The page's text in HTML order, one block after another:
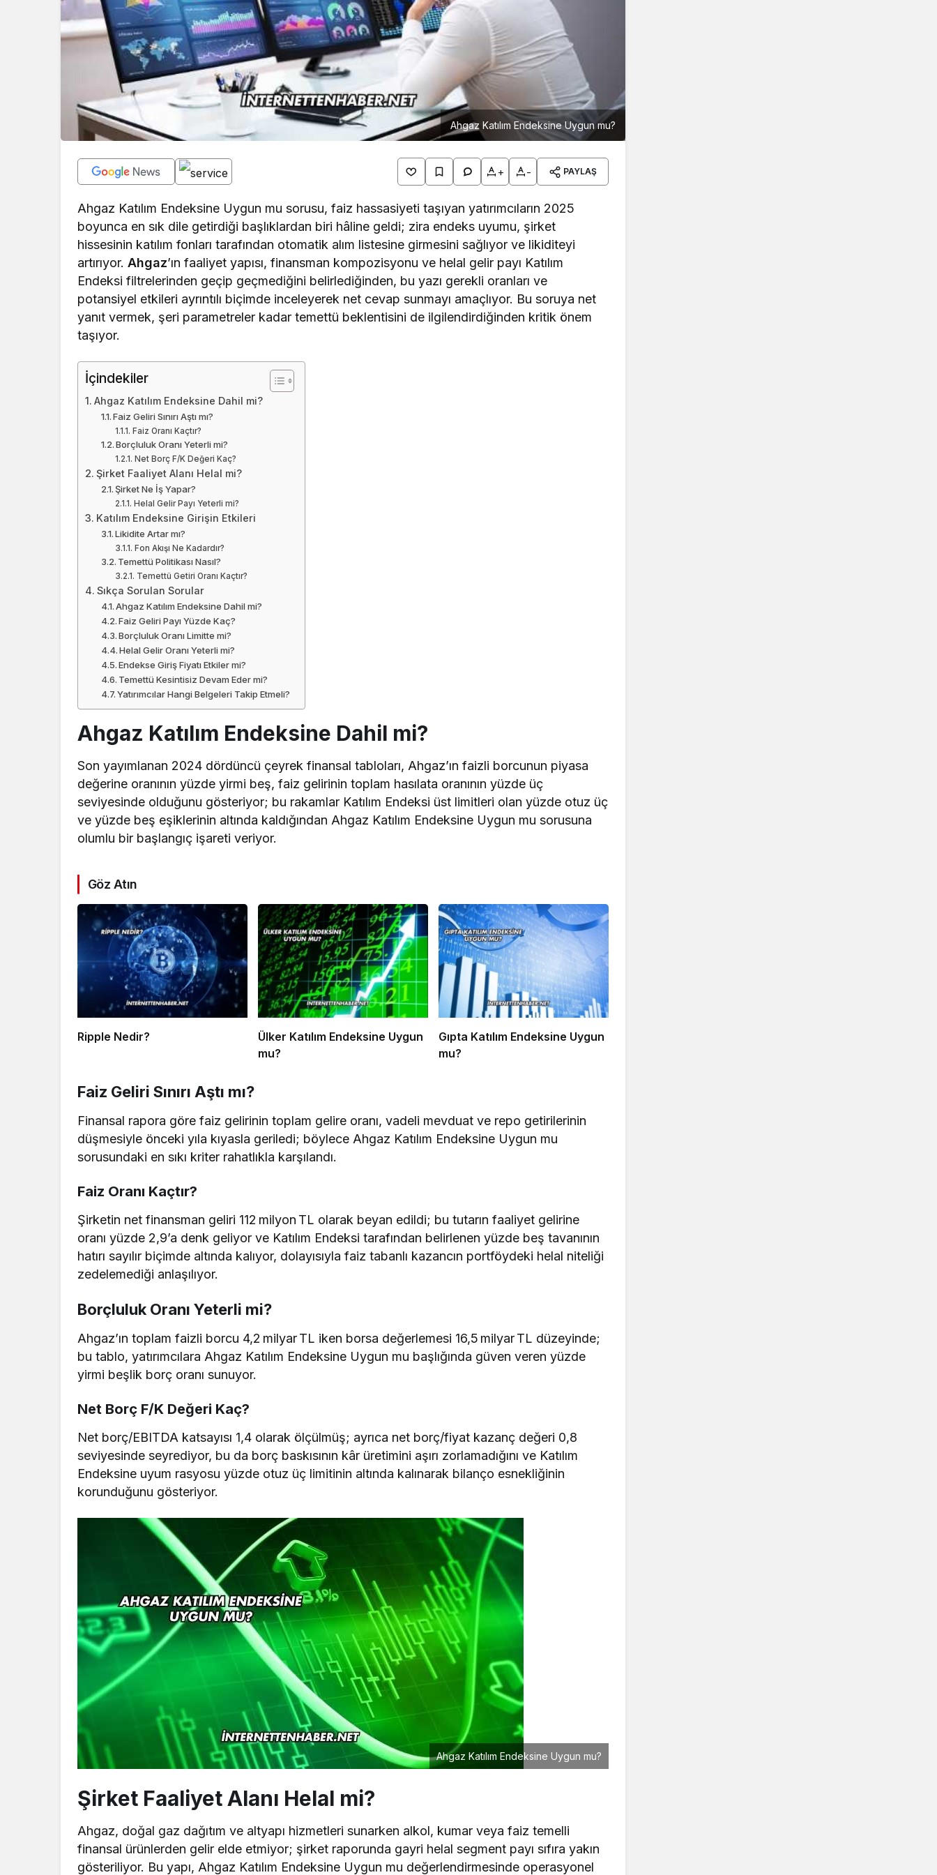
Ahgaz Katılım Endeksine Uygun mu?
+ - PAYLAŞ
Ahgaz Katılım Endeksine Uygun mu sorusu, faiz hassasiyeti taşıyan yatırımcıların 2025
boyunca en sık dile getirdiği başlıklardan biri hâline geldi; zira endeks uyumu, şirket
hissesinin katılım fonları tarafından otomatik alım listesine girmesini sağlıyor ve likiditeyi
artırıyor.Ahgaz’ın faaliyet yapısı, finansman kompozisyonu ve helal gelir payı Katılım
Endeksi filtrelerinden geçip geçmediğini belirlediğinden, bu yazı gerekli oranları ve
potansiyel etkileri ayrıntılı biçimde inceleyerek net cevap sunmayı amaçlıyor. Bu soruya net
yanıt vermek, şeri parametreler kadar temettü beklentisini de ilgilendirdiğinden kritik önem
taşıyor.
İçindekiler
Ahgaz Katılım Endeksine Dahil mi?
Faiz Geliri Sınırı Aştı mı?
Faiz Oranı Kaçtır?
Borçluluk Oranı Yeterli mi?
Net Borç F/K Değeri Kaç?
Şirket Faaliyet Alanı Helal mi?
Şirket Ne İş Yapar?
Helal Gelir Payı Yeterli mi?
Katılım Endeksine Girişin Etkileri
Likidite Artar mı?
Fon Akışı Ne Kadardır?
Temettü Politikası Nasıl?
Temettü Getiri Oranı Kaçtır?
Sıkça Sorulan Sorular
Ahgaz Katılım Endeksine Dahil mi?
Faiz Geliri Payı Yüzde Kaç?
Borçluluk Oranı Limitte mi?
Helal Gelir Oranı Yeterli mi?
Endekse Giriş Fiyatı Etkiler mi?
Temettü Kesintisiz Devam Eder mi?
Yatırımcılar Hangi Belgeleri Takip Etmeli?
Ahgaz Katılım Endeksine Dahil mi?
Son yayımlanan 2024 dördüncü çeyrek finansal tabloları, Ahgaz’ın faizli borcunun piyasa
değerine oranının yüzde yirmi beş, faiz gelirinin toplam hasılata oranının yüzde üç
seviyesinde olduğunu gösteriyor; bu rakamlar Katılım Endeksi üst limitleri olan yüzde otuz üç
ve yüzde beş eşiklerinin altında kaldığından Ahgaz Katılım Endeksine Uygun mu sorusuna
olumlu bir başlangıç işareti veriyor.
Göz Atın
Ripple Nedir?
Ülker Katılım Endeksine Uygun
mu?
Gıpta Katılım Endeksine Uygun
mu?
Faiz Geliri Sınırı Aştı mı?
Finansal rapora göre faiz gelirinin toplam gelire oranı, vadeli mevduat ve repo getirilerinin
düşmesiyle önceki yıla kıyasla geriledi; böylece Ahgaz Katılım Endeksine Uygun mu
sorusundaki en sıkı kriter rahatlıkla karşılandı.
Faiz Oranı Kaçtır?
Şirketin net finansman geliri 112 milyon TL olarak beyan edildi; bu tutarın faaliyet gelirine
oranı yüzde 2,9’a denk geliyor ve Katılım Endeksi tarafından belirlenen yüzde beş tavanının
hatırı sayılır biçimde altında kalıyor, dolayısıyla faiz tabanlı kazancın portföydeki helal niteliği
zedelemediği anlaşılıyor.
Borçluluk Oranı Yeterli mi?
Ahgaz’ın toplam faizli borcu 4,2 milyar TL iken borsa değerlemesi 16,5 milyar TL düzeyinde;
bu tablo, yatırımcılara Ahgaz Katılım Endeksine Uygun mu başlığında güven veren yüzde
yirmi beşlik borç oranı sunuyor.
Net Borç F/K Değeri Kaç?
Net borç/EBITDA katsayısı 1,4 olarak ölçülmüş; ayrıca net borç/fiyat kazanç değeri 0,8
seviyesinde seyrediyor, bu da borç baskısının kâr üretimini aşırı zorlamadığını ve Katılım
Endeksine uyum rasyosu yüzde otuz üç limitinin altında kalınarak bilanço esnekliğinin
korunduğunu gösteriyor.
Ahgaz Katılım Endeksine Uygun mu?
Şirket Faaliyet Alanı Helal mi?
Ahgaz, doğal gaz dağıtım ve altyapı hizmetleri sunarken alkol, kumar veya faiz temelli
finansal ürünlerden gelir elde etmiyor; şirket raporunda gayri helal segment payı sıfıra yakın
gösteriliyor. Bu yapı, Ahgaz Katılım Endeksine Uygun mu değerlendirmesinde operasyonel